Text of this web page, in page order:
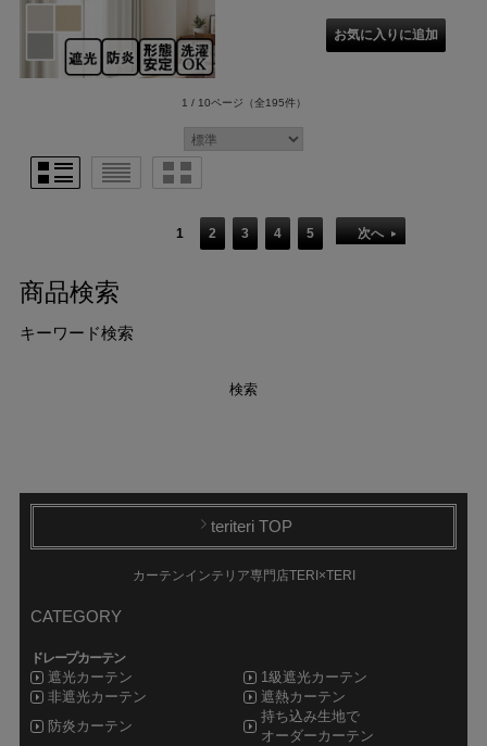
1 / 10ページ （全195件）
1 2 3 4 5 次へ
商品検索
キーワード検索
teriteri TOP
カーテンインテリア専門店TERI×TERI
CATEGORY
ドレープカーテン
遮光カーテン
1級遮光カーテン
非遮光カーテン
遮熱カーテン
防炎カーテン
持ち込み生地で
オーダーカーテン